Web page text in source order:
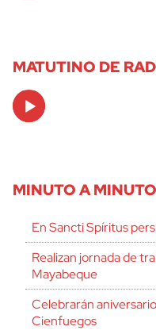
MATUTINO DE
Audio
Player
MINUTO A MINUTO
En Sancti Spíritus
Realizan jornada de
Mayabeque
Celebrarán
Cienfuegos